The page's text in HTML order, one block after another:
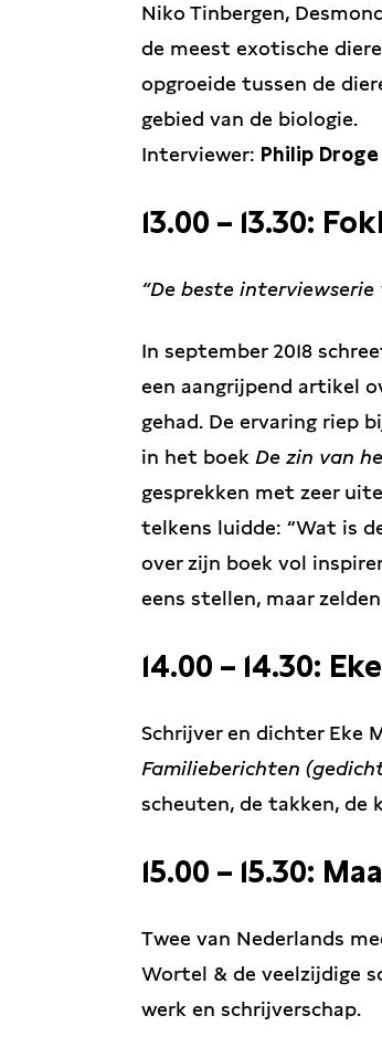
Niko Tinbergen,
de meest exotische
opgroeide tussen de
gebied van de biologie.
Interviewer: Philip Droge
13.00 – 13.30:
“De beste interviewserie
In september 2018
een aangrijpend artikel
gehad. De ervaring riep
in het boek De zin van
gesprekken met zeer
telkens luidde: “Wat is
over zijn boek vol
eens stellen, maar
14.00 – 14.30:
Schrijver en dichter Eke
Familieberichten
scheuten, de takken, de
15.00 – 15.30:
Twee van Nederlands
Wortel & de veelzijdige
werk en schrijverschap.